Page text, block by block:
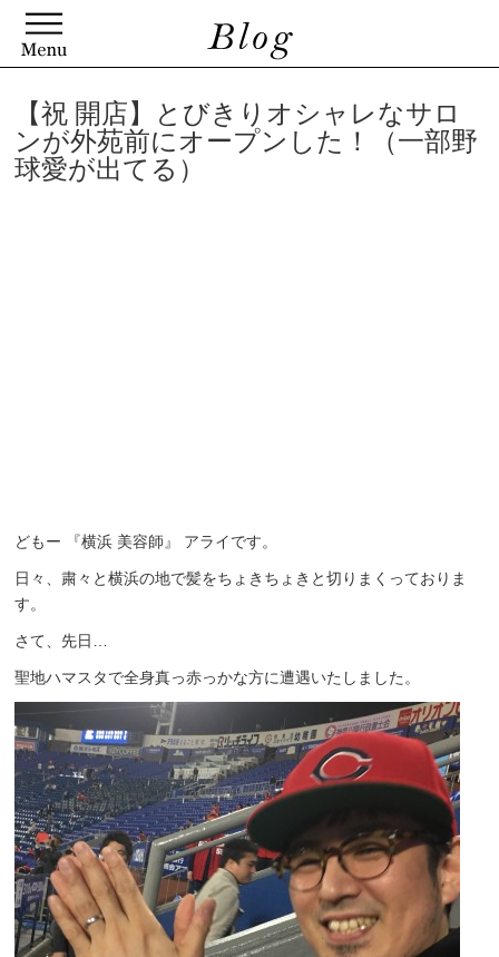
【祝 開店】とびきりオシャレなサロ
ンが外苑前にオープンした！（一部野
球愛が出てる）
どもー 『横浜 美容師』 アライです。
日々、粛々と横浜の地で髪をちょきちょきと切りまくっておりま
す。
さて、先日…
聖地ハマスタで全身真っ赤っかな方に遭遇いたしました。